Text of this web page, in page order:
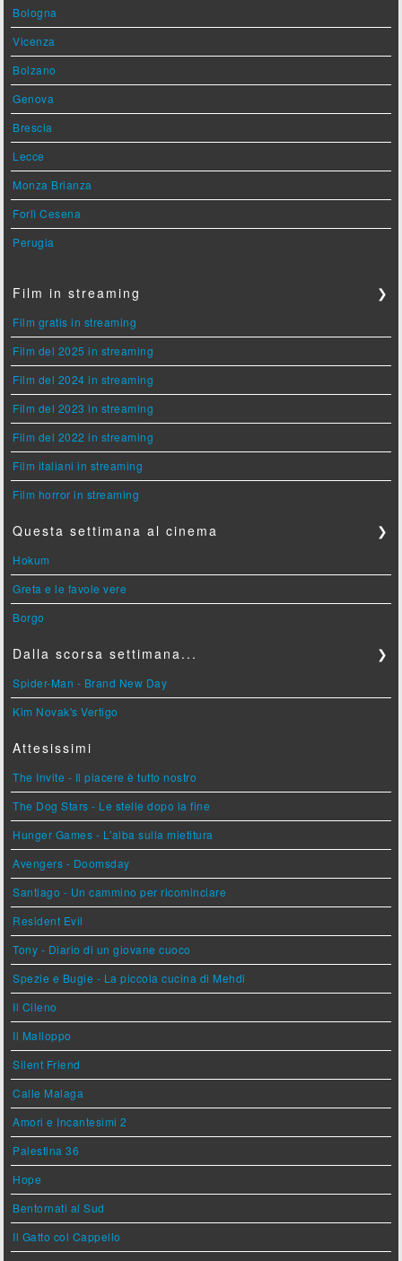
Bologna
Vicenza
Bolzano
Genova
Brescia
Lecce
Monza Brianza
Forlì Cesena
Perugia
Film in streaming ❯
Film gratis in streaming
Film del 2025 in streaming
Film del 2024 in streaming
Film del 2023 in streaming
Film del 2022 in streaming
Film italiani in streaming
Film horror in streaming
Questa settimana al cinema ❯
Hokum
Greta e le favole vere
Borgo
Dalla scorsa settimana... ❯
Spider-Man - Brand New Day
Kim Novak's Vertigo
Attesissimi
The Invite - Il piacere è tutto nostro
The Dog Stars - Le stelle dopo la fine
Hunger Games - L'alba sulla mietitura
Avengers - Doomsday
Santiago - Un cammino per ricominciare
Resident Evil
Tony - Diario di un giovane cuoco
Spezie e Bugie - La piccola cucina di Mehdi
Il Cileno
Il Malloppo
Silent Friend
Calle Malaga
Amori e Incantesimi 2
Palestina 36
Hope
Bentornati al Sud
Il Gatto col Cappello